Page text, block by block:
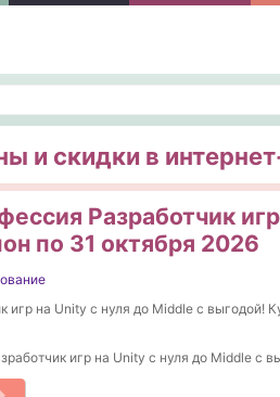
и скидки в
Разработчик
по 31 октября 2026
игр на Unity с нуля до Middle с выгодой!
игр на Unity с нуля до Middle с